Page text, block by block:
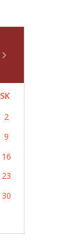
SK
2
9
16
23
30